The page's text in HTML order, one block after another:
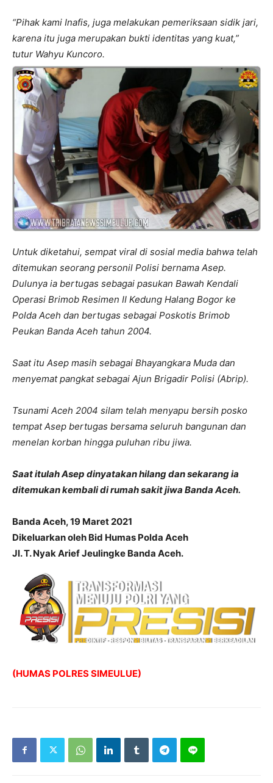
“Pihak kami Inafis, juga melakukan pemeriksaan sidik jari,
karena itu juga merupakan bukti identitas yang kuat,”
tutur Wahyu Kuncoro.
Untuk diketahui, sempat viral di sosial media bahwa telah
ditemukan seorang personil Polisi bernama Asep.
Dulunya ia bertugas sebagai pasukan Bawah Kendali
Operasi Brimob Resimen II Kedung Halang Bogor ke
Polda Aceh dan bertugas sebagai Poskotis Brimob
Peukan Banda Aceh tahun 2004.
Saat itu Asep masih sebagai Bhayangkara Muda dan
menyemat pangkat sebagai Ajun Brigadir Polisi (Abrip).
Tsunami Aceh 2004 silam telah menyapu bersih posko
tempat Asep bertugas bersama seluruh bangunan dan
menelan korban hingga puluhan ribu jiwa.
Saat itulah Asep dinyatakan hilang dan sekarang ia
ditemukan kembali di rumah sakit jiwa Banda Aceh.
Banda Aceh, 19 Maret 2021
Dikeluarkan oleh Bid Humas Polda Aceh
Jl. T. Nyak Arief Jeulingke Banda Aceh.
(HUMAS POLRES SIMEULUE)